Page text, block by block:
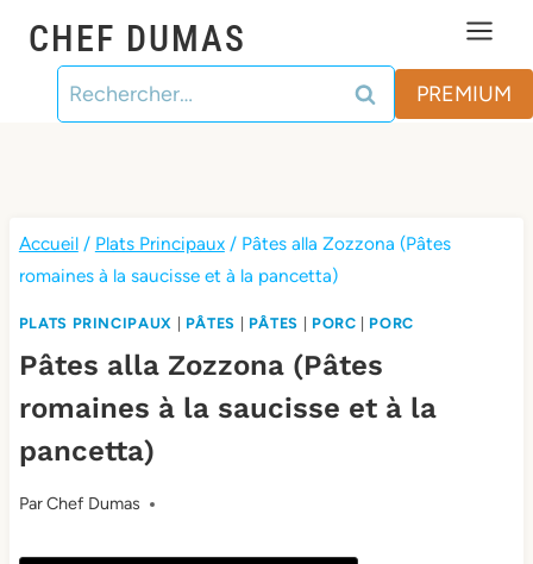
contenu
CHEF DUMAS
Rechercher : PREMIUM
Accueil / Plats Principaux / Pâtes alla Zozzona (Pâtes
romaines à la saucisse et à la pancetta)
PLATS PRINCIPAUX | PÂTES | PÂTES | PORC | PORC
Pâtes alla Zozzona (Pâtes
romaines à la saucisse et à la
pancetta)
ParChef Dumas